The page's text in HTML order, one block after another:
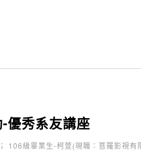
優秀系友講座
106級畢業生-柯萱(現職：菩羅影視